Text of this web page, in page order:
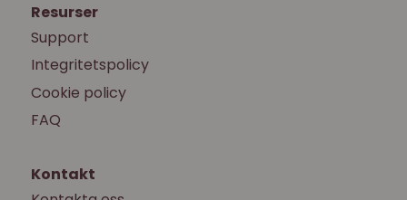
Resurser
Support
Integritetspolicy
Cookie policy
FAQ
Kontakt